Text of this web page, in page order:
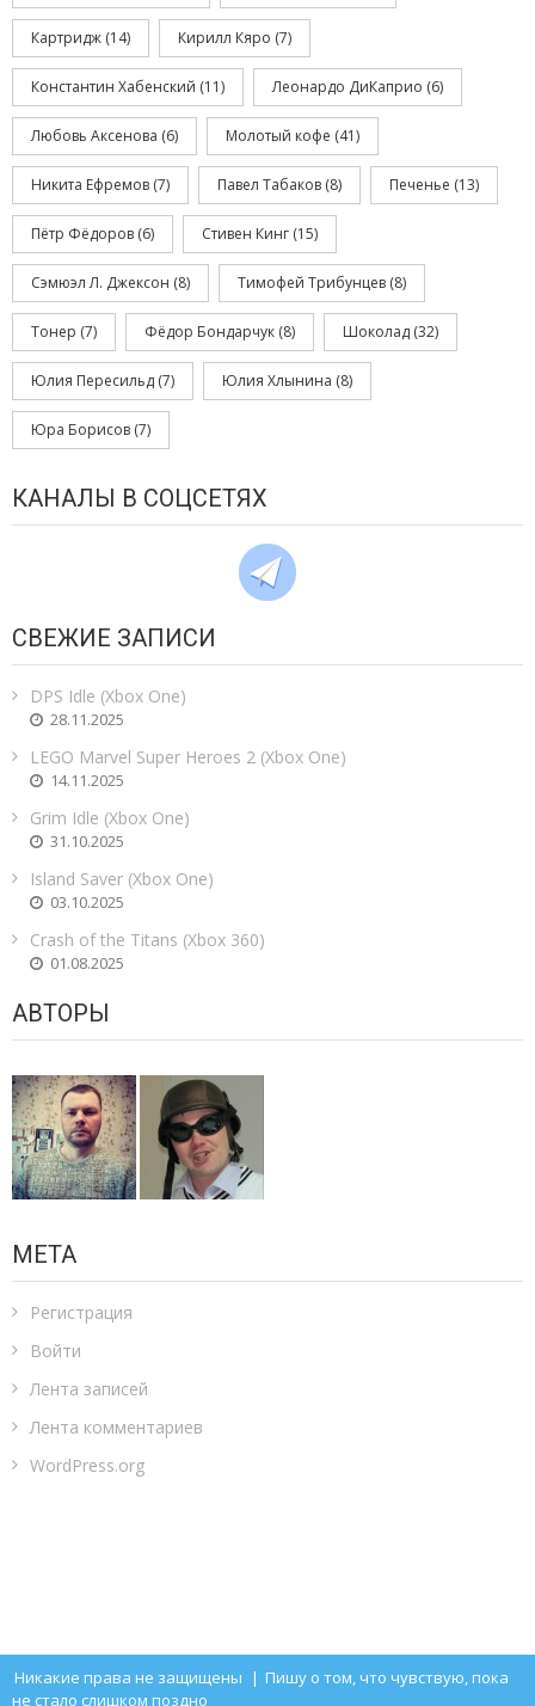
Картридж (14) Кирилл Кяро (7)
Константин Хабенский (11) Леонардо ДиКаприо (6)
Любовь Аксенова (6) Молотый кофе (41)
Никита Ефремов (7) Павел Табаков (8) Печенье (13)
Пётр Фёдоров (6) Стивен Кинг (15)
Сэмюэл Л. Джексон (8) Тимофей Трибунцев (8)
Тонер (7) Фёдор Бондарчук (8) Шоколад (32)
Юлия Пересильд (7) Юлия Хлынина (8)
Юра Борисов (7)
КАНАЛЫ В СОЦСЕТЯХ
СВЕЖИЕ ЗАПИСИ
DPS Idle (Xbox One)
28.11.2025
LEGO Marvel Super Heroes 2 (Xbox One)
14.11.2025
Grim Idle (Xbox One)
31.10.2025
Island Saver (Xbox One)
03.10.2025
Crash of the Titans (Xbox 360)
01.08.2025
АВТОРЫ
МЕТА
Регистрация
Войти
Лента записей
Лента комментариев
WordPress.org
Никакие права не защищены | Пишу о том, что чувствую, пока
не стало слишком поздно